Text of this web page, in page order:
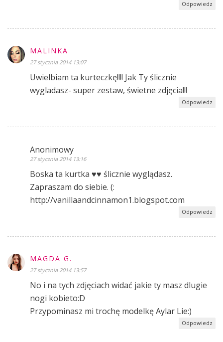
Odpowiedz
MALINKA
27 stycznia 2014 13:07
Uwielbiam ta kurteczkę!!!! Jak Ty ślicznie
wygladasz- super zestaw, świetne zdjęcia!!!
Odpowiedz
Anonimowy
27 stycznia 2014 13:16
Boska ta kurtka ♥♥ ślicznie wyglądasz.
Zapraszam do siebie. (:
http://vanillaandcinnamon1.blogspot.com
Odpowiedz
MAGDA G.
27 stycznia 2014 13:57
No i na tych zdjęciach widać jakie ty masz dlugie
nogi kobieto:D
Przypominasz mi trochę modelkę Aylar Lie:)
Odpowiedz